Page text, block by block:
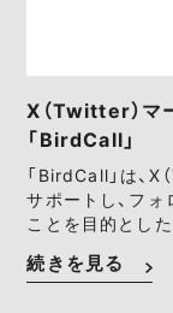
X（Twitter）マ
「BirdCall」
「BirdCall」は、X
サポートし、フ
ことを目的とし
続きを見る